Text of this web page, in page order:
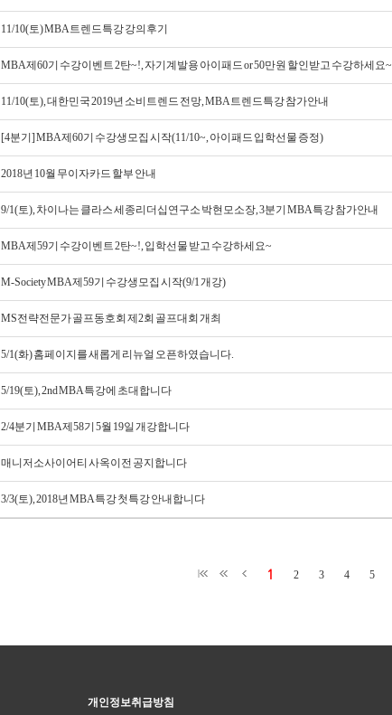
11/10(토) MBA트렌드특강 강의후기
MBA 제60기 수강이벤트 2탄~!, 자기계발용 아이패드 or 50만원 할인받고 수강하세요~
11/10(토), 대한민국 2019년 소비트렌드 전망, MBA 트렌드특강 참가안내
[4분기] MBA 제60기 수강생모집 시작(11/10~, 아이패드 입학선물 증정)
2018년 10월 무이자카드 할부 안내
9/1(토), 차이나는 클라스 세종리더십연구소 박현모소장, 3분기 MBA특강 참가안내
MBA 제59기 수강이벤트 2탄~!, 입학선물 받고 수강하세요~
M-Society MBA 제59기 수강생모집 시작(9/1 개강)
MS전략전문가 골프동호회 제2회 골프대회 개최
5/1(화) 홈페이지를 새롭게 리뉴얼 오픈하였습니다.
5/19(토), 2nd MBA특강에 초대합니다
2/4분기 MBA 제58기 5월 19일 개강합니다
매니저소사이어티 사옥이전 공지합니다
3/3(토), 2018년 MBA특강 첫특강 안내합니다
1 2 3 4 5
개인정보취급방침